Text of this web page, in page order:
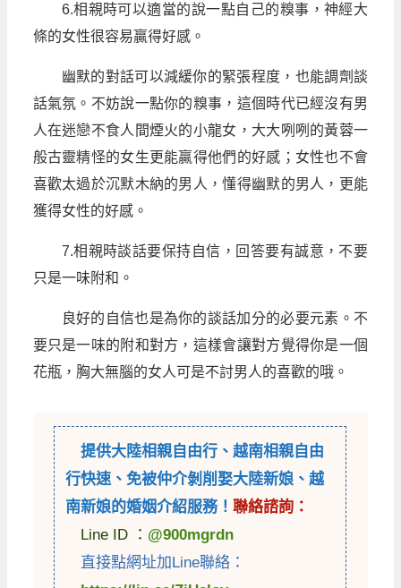
6.相親時可以適當的說一點自己的糗事，神經大
條的女性很容易贏得好感。
幽默的對話可以減緩你的緊張程度，也能調劑談
話氣氛。不妨說一點你的糗事，這個時代已經沒有男
人在迷戀不食人間煙火的小龍女，大大咧咧的黃蓉一
般古靈精怪的女生更能贏得他們的好感；女性也不會
喜歡太過於沉默木納的男人，懂得幽默的男人，更能
獲得女性的好感。
7.相親時談話要保持自信，回答要有誠意，不要
只是一味附和。
良好的自信也是為你的談話加分的必要元素。不
要只是一味的附和對方，這樣會讓對方覺得你是一個
花瓶，胸大無腦的女人可是不討男人的喜歡的哦。
提供大陸相親自由行 、越南相親自由
行快速、免被仲介剝削娶大陸新娘、越
南新娘的婚姻介紹服務！聯絡諮詢：
Line ID ： @900mgrdn
直接點網址加Line聯絡：